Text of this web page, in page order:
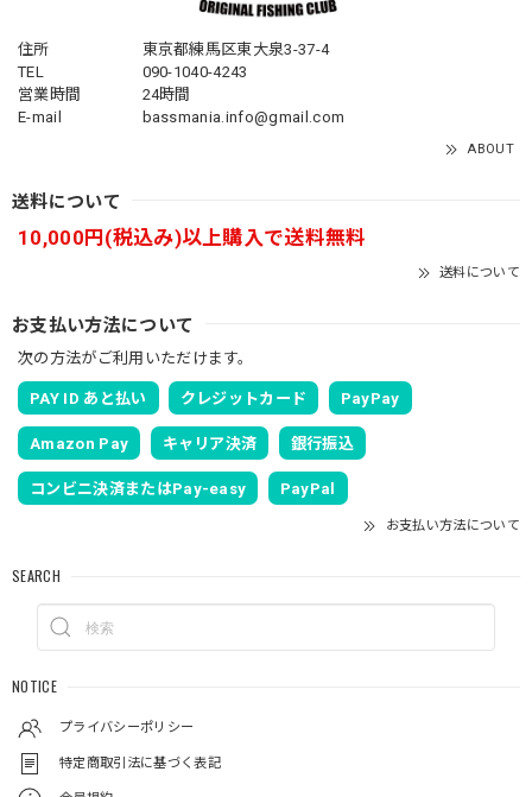
住所
東京都練馬区東大泉3-37-4
TEL
090-1040-4243
営業時間
24時間
E-mail
bassmania.info@gmail.com
ABOUT
送料について
10,000円(税込み)以上購入で送料無料
送料について
お支払い方法について
次の方法がご利用いただけます。
PAY ID あと払い クレジットカード PayPay
Amazon Pay キャリア決済 銀行振込
コンビニ決済またはPay-easy PayPal
お支払い方法について
SEARCH
NOTICE
プライバシーポリシー
特定商取引法に基づく表記